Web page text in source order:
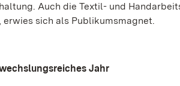
Auch die Textil- und
erwies sich als Publikumsmagnet.
Jahr